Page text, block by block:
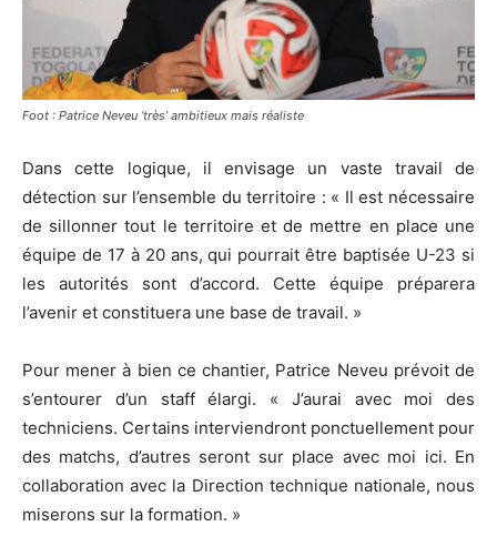
Foot : Patrice Neveu ‘très’ ambitieux mais réaliste
Dans cette logique, il envisage un vaste travail de
détection sur l’ensemble du territoire : « Il est nécessaire
de sillonner tout le territoire et de mettre en place une
équipe de 17 à 20 ans, qui pourrait être baptisée U-23 si
les autorités sont d’accord. Cette équipe préparera
l’avenir et constituera une base de travail. »
Pour mener à bien ce chantier, Patrice Neveu prévoit de
s’entourer d’un staff élargi. « J’aurai avec moi des
techniciens. Certains interviendront ponctuellement pour
des matchs, d’autres seront sur place avec moi ici. En
collaboration avec la Direction technique nationale, nous
miserons sur la formation. »